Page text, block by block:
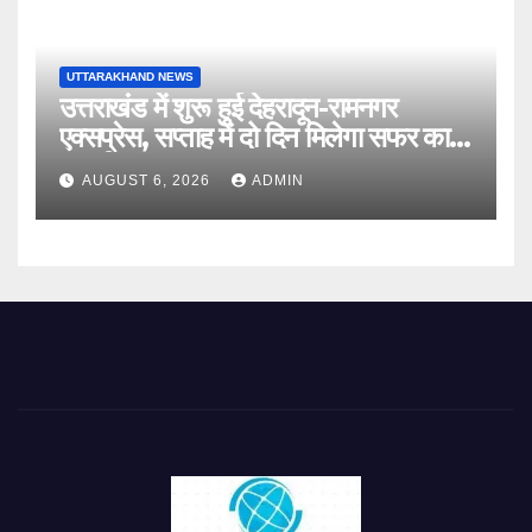
UTTARAKHAND NEWS
उत्तराखंड में शुरू हुई देहरादून-रामनगर
एक्सप्रेस, सप्ताह में दो दिन मिलेगा सफर का
नया विकल्प
AUGUST 6, 2026 ADMIN